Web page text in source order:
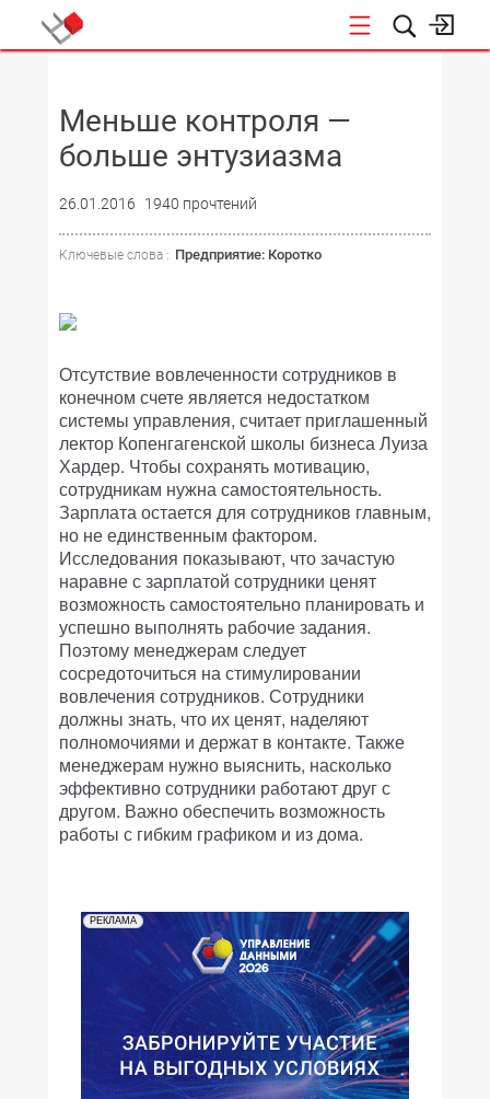
Меньше контроля —
больше энтузиазма
26.01.2016 1940 прочтений
Ключевые слова : Предприятие: Коротко
Отсутствие вовлеченности сотрудников в
конечном счете является недостатком
системы управления, считает приглашенный
лектор Копенгагенской школы бизнеса Луиза
Хардер. Чтобы сохранять мотивацию,
сотрудникам нужна самостоятельность.
Зарплата остается для сотрудников главным,
но не единственным фактором.
Исследования показывают, что зачастую
наравне с зарплатой сотрудники ценят
возможность самостоятельно планировать и
успешно выполнять рабочие задания.
Поэтому менеджерам следует
сосредоточиться на стимулировании
вовлечения сотрудников. Сотрудники
должны знать, что их ценят, наделяют
полномочиями и держат в контакте. Также
менеджерам нужно выяснить, насколько
эффективно сотрудники работают друг с
другом. Важно обеспечить возможность
работы с гибким графиком и из дома.
РЕКЛАМА